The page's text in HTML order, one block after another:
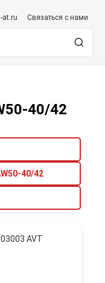
at.ru Связаться с нами
40/42
40/42